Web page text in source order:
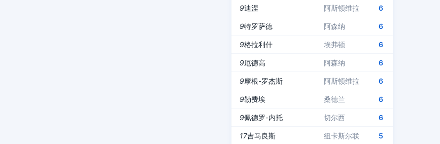
9迪涅 阿斯顿维拉 6
9特罗萨德 阿森纳 6
9格拉利什 埃弗顿 6
9厄德高 阿森纳 6
9摩根-罗杰斯 阿斯顿维拉 6
9勒费埃 桑德兰 6
9佩德罗-内托 切尔西 6
17吉马良斯 纽卡斯尔联 5